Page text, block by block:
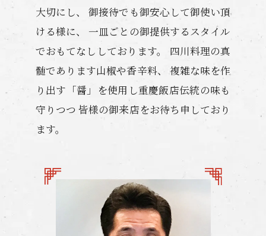
大切にし、 御接待でも御安心して御使い頂
ける様に、 一皿ごとの御提供するスタイル
でおもてなししております。 四川料理の真
髄であります山椒や香辛料、 複雑な味を作
り出す「醤」を使用し重慶飯店伝統の味も
守りつつ 皆様の御来店をお待ち申しており
ます。